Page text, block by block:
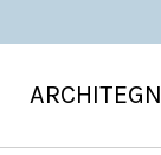
ARCHITEGN